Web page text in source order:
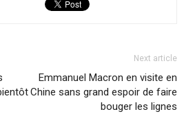
Next article
Emmanuel Macron en visite en
Chine sans grand espoir de faire
bouger les lignes